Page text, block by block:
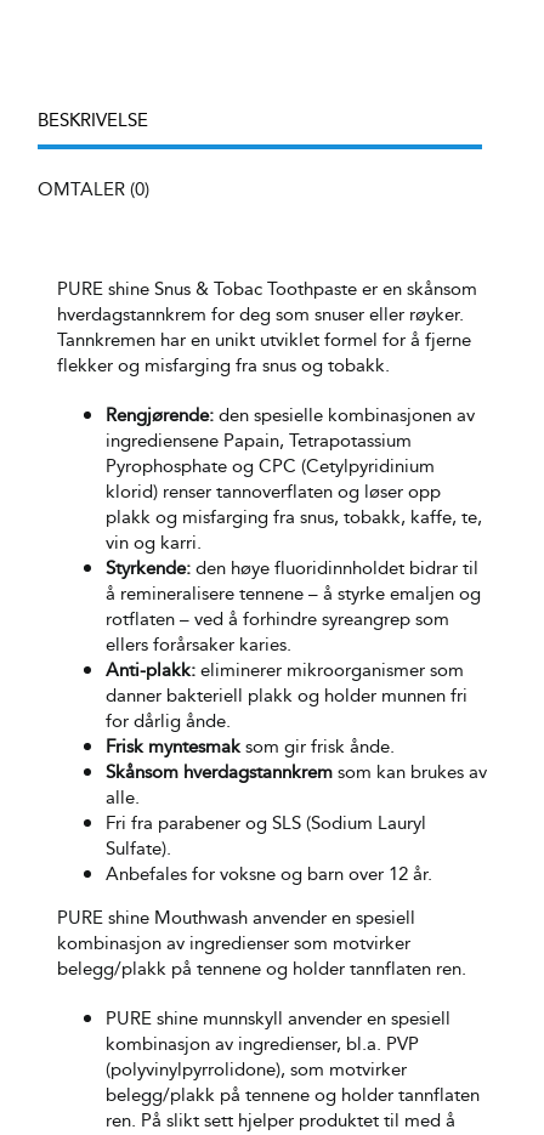
kit
BESKRIVELSE
OMTALER (0)
PURE shine Snus & Tobac Toothpasteer en skånsom
hverdagstannkrem for deg som snuser eller røyker.
Tannkremen har en unikt utviklet formel for å fjerne
flekker og misfarging fra snus og tobakk.
Rengjørende:den spesielle kombinasjonen av
ingrediensene Papain, Tetrapotassium
Pyrophosphate og CPC (Cetylpyridinium
klorid) renser tannoverflaten og løser opp
plakk og misfarging fra snus, tobakk, kaffe, te,
vin og karri.
Styrkende:den høye fluoridinnholdet bidrar til
å remineralisere tennene – å styrke emaljen og
rotflaten – ved å forhindre syreangrep som
ellers forårsaker karies.
Anti-plakk:eliminerer mikroorganismer som
danner bakteriell plakk og holder munnen fri
for dårlig ånde.
Frisk myntesmaksom gir frisk ånde.
Skånsom hverdagstannkremsom kan brukes av
alle.
Fri fra parabener og SLS (Sodium Lauryl
Sulfate).
Anbefales for voksne og barn over 12 år.
PURE shine Mouthwashanvender en spesiell
kombinasjon av ingredienser som motvirker
belegg/plakk på tennene og holder tannflaten ren.
PURE shine munnskyll anvender en spesiell
kombinasjon av ingredienser, bl.a. PVP
(polyvinylpyrrolidone), som motvirker
belegg/plakk på tennene og holder tannflaten
ren. På slikt sett hjelper produktet til med å